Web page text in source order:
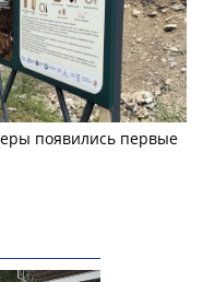
появились первые